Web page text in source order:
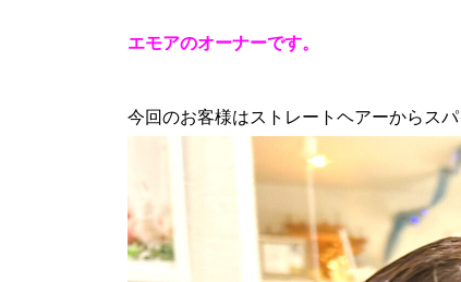
エモアのオーナーです。
今回のお客様はストレートヘアーからス